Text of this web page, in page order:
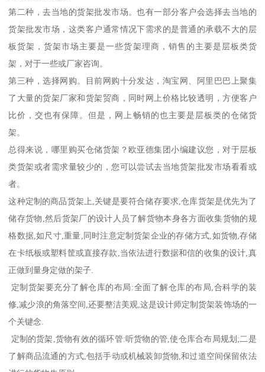
第二种，去当地的货架批发市场。也有一部分客户会选择去当地的
货架批发市场，这类客户通常情况下需求的是普通的承载不大的层
板货架，货架市场主要是一些货架理商，销售的主要是层板类货
架，对于一些或厂家咨询。
第三种，选择网购。目前网购十分发达，淘宝网、阿里巴巴上聚集
了大量的货架厂家和货架贸商，同时网上价格比较透明，方便客户
比价，交也有保障。但是，网上畅销的也主要是层板类的仓储货
架。
总得来说，哪里购买仓储货架？欧亚德集团小编建议您，对于层板
类货架或者需求量较少的，您可以尝试去当地货架批发市场看看或
者。
这种定制的商品货架上,关键是要符合储存要求,仓库货架是优先为了
储存货物,然后货架厂的设计人员了解货物本身各方面收集货物的规
格数据,如尺寸,重量,同时注意定制货架企业的存储方式,如货物,存储
在卡纸板或塑料筐或直接存款,当依法进行数据和信的收集的设计,真
正做到量身定做的架子.
定制货架要充分了解仓库的布局:全面了解仓库的布局,合科学的装
修,减少浪的角落空间,还要整洁美观,这是设计师定制货架装饰场的一
个关键念.
定制的货架,货物有效的循环管:听货物的管,使仓库合布局规划;二是
了解商品流通的方式,包括手动或机械装卸货物,和过道空间保留依法